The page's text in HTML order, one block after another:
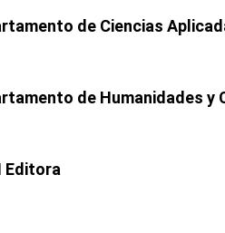
de Ciencias
de Humanidades y
Editora